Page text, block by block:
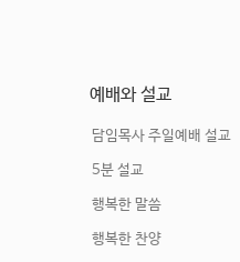
예배와 설교
담임목사 주일예배 설교
5분 설교
행복한 말씀
행복한 찬양